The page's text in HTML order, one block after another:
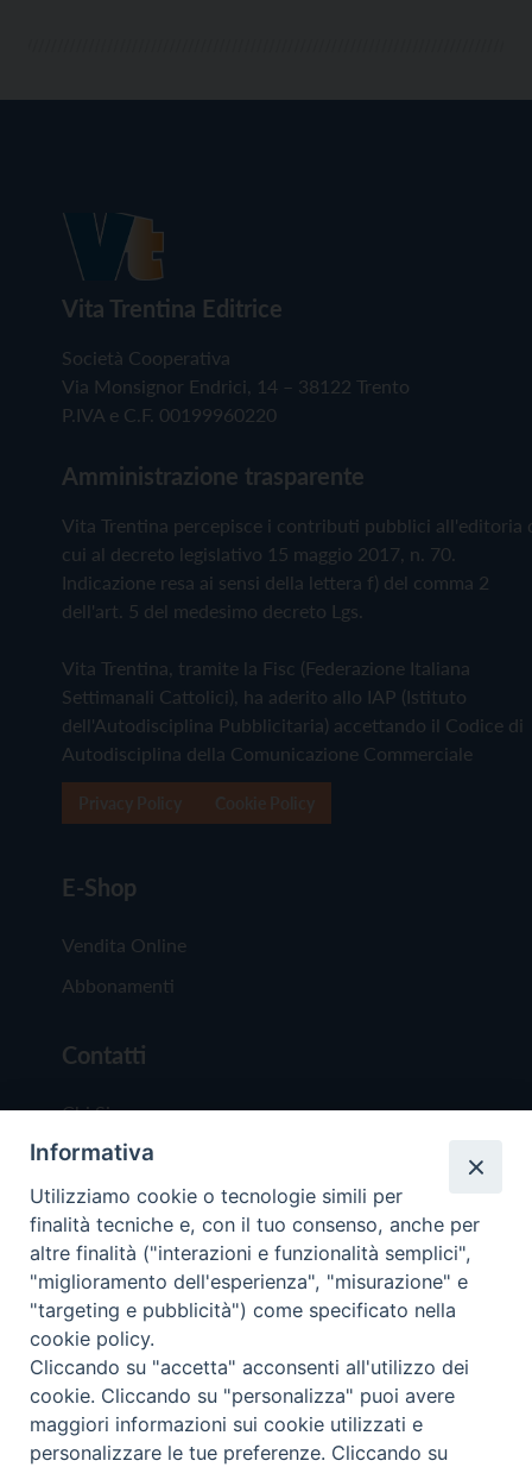
Vita Trentina Editrice
Società Cooperativa
Via Monsignor Endrici, 14 – 38122 Trento
P.IVA e C.F. 00199960220
Amministrazione trasparente
Vita Trentina percepisce i contributi pubblici all'editoria
cui al decreto legislativo 15 maggio 2017, n. 70.
Indicazione resa ai sensi della lettera f) del comma 2
dell'art. 5 del medesimo decreto Lgs.
Vita Trentina, tramite la Fisc (Federazione Italiana
Settimanali Cattolici), ha aderito allo IAP (Istituto
dell'Autodisciplina Pubblicitaria) accettando il Codice di
Autodisciplina della Comunicazione Commerciale
E-Shop
Vendita Online
Abbonamenti
Contatti
Chi Siamo
Redazione
Scrivici
Copyright © 2019 - Tutti i diritti riservati - Vita
Trentina Editrice
Privacy Policy
Informativa
Utilizziamo cookie o tecnologie simili per
finalità tecniche e, con il tuo consenso, anche per
altre finalità ("interazioni e funzionalità semplici",
"miglioramento dell'esperienza", "misurazione" e
"targeting e pubblicità") come specificato nella
cookie policy.
Cliccando su "accetta" acconsenti all'utilizzo dei
cookie. Cliccando su "personalizza" puoi avere
maggiori informazioni sui cookie utilizzati e
personalizzare le tue preferenze. Cliccando su